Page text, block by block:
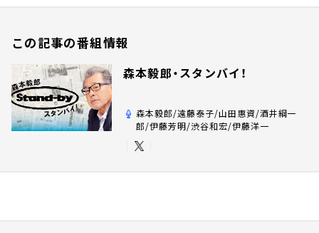
この記事の番組情報
森本毅郎・スタンバイ！
森本毅郎/遠藤泰子/山田惠資/酒井綱一
郎/伊藤芳明/渋谷和宏/伊藤洋一